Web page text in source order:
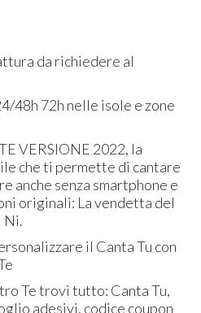
da richiedere al
48h 72h nelle isole e zone
VERSIONE 2022, la
che ti permette di cantare
anche senza smartphone e
originali: La vendetta del
Ni.
il Canta Tu con
Te trovi tutto: Canta Tu,
adesivi, codice coupon